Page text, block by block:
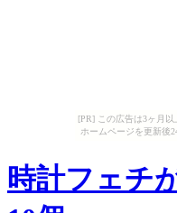
[PR] この広告は3ヶ月以
ホームページを更新後
時計フェチ